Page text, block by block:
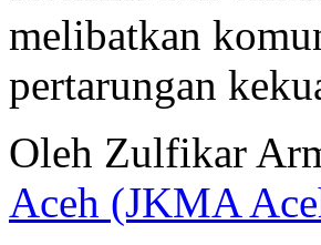
melibatkan
pertarungan
Oleh Zulfikar
Aceh (JKMA